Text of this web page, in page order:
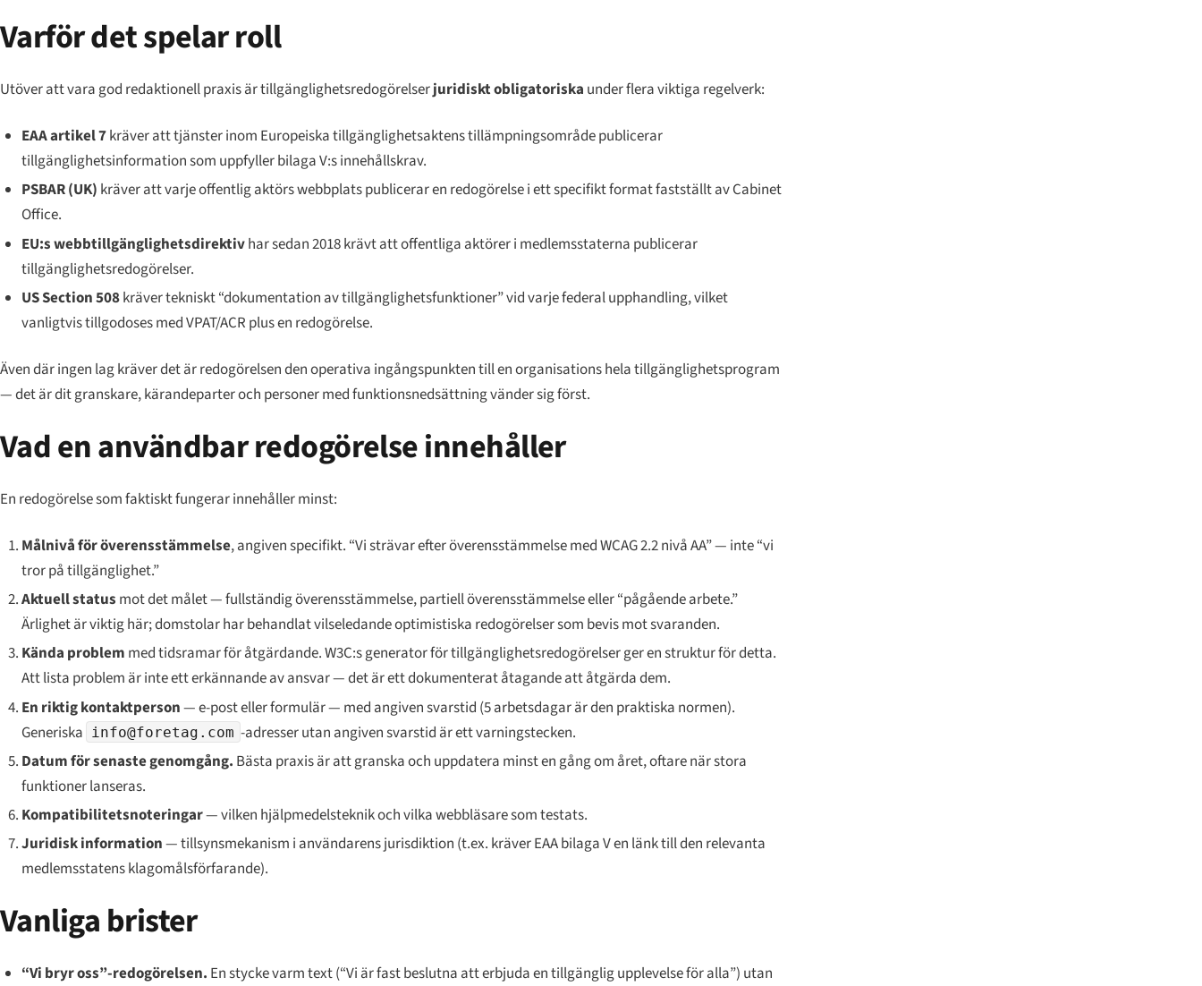
Varför det spelar roll
Utöver att vara god redaktionell praxis är tillgänglighetsredogörelserjuridiskt obligatoriska under flera viktiga regelverk:
EAA artikel 7kräver att tjänster inom Europeiska tillgänglighetsaktens tillämpningsområde publicerar
tillgänglighetsinformation som uppfyller bilaga V:s innehållskrav.
PSBAR (UK) kräver att varje offentlig aktörs webbplats publicerar en redogörelse i ett specifikt format fastställt av Cabinet
Office.
EU:s webbtillgänglighetsdirektivhar sedan 2018 krävt att offentliga aktörer i medlemsstaterna publicerar
tillgänglighetsredogörelser.
US Section 508kräver tekniskt “dokumentation av tillgänglighetsfunktioner” vid varje federal upphandling, vilket
vanligtvis tillgodoses med VPAT/ACR plus en redogörelse.
Även där ingen lag kräver det är redogörelsen den operativa ingångspunkten till en organisations hela tillgänglighetsprogram
— det är dit granskare, kärandeparter och personer med funktionsnedsättning vänder sig först.
Vad en användbar redogörelse innehåller
En redogörelse som faktiskt fungerar innehåller minst:
Målnivå för överensstämmelse, angiven specifikt. “Vi strävar efter överensstämmelse med WCAG 2.2 nivå AA” — inte “vi
tror på tillgänglighet.”
Aktuell status mot det målet — fullständig överensstämmelse, partiell överensstämmelse eller “pågående arbete.”
Ärlighet är viktig här; domstolar har behandlat vilseledande optimistiska redogörelser som bevis mot svaranden.
Kända problem med tidsramar för åtgärdande. W3C:s generator för tillgänglighetsredogörelser ger en struktur för detta.
Att lista problem är inte ett erkännande av ansvar — det är ett dokumenterat åtagande att åtgärda dem.
En riktig kontaktperson— e-post eller formulär — med angiven svarstid (5 arbetsdagar är den praktiska normen).
Generiska
info@foretag.com -adresser utan angiven svarstid är ett varningstecken.
Datum för senaste genomgång. Bästa praxis är att granska och uppdatera minst en gång om året, oftare när stora
funktioner lanseras.
Kompatibilitetsnoteringar— vilken hjälpmedelsteknik och vilka webbläsare som testats.
Juridisk information— tillsynsmekanism i användarens jurisdiktion (t.ex. kräver EAA bilaga V en länk till den relevanta
medlemsstatens klagomålsförfarande).
Vanliga brister
“Vi bryr oss”-redogörelsen. En stycke varm text (“Vi är fast beslutna att erbjuda en tillgänglig upplevelse för alla”) utan